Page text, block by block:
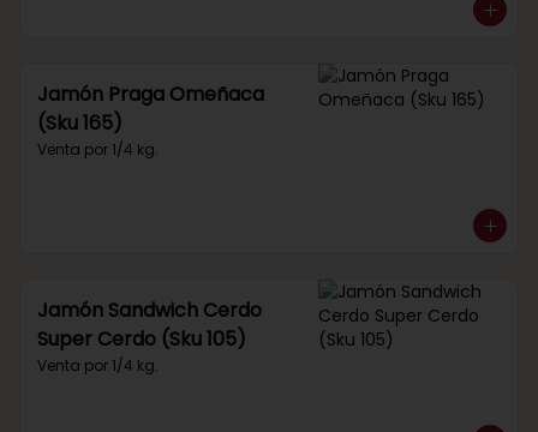
Jamón Praga Omeñaca
(Sku 165)
Venta por 1/4 kg.
Jamón Sandwich Cerdo
Super Cerdo (Sku 105)
Venta por 1/4 kg.